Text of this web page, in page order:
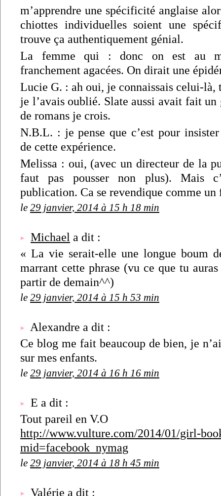
m’apprendre une spécificité anglaise
chiottes individuelles soient une
trouve ça authentiquement génial.
La femme qui : donc on est au
franchement agacées. On dirait une
Lucie G. : ah oui, je connaissais celui-là,
je l’avais oublié. Slate aussi avait fait un
de romans je crois.
N.B.L. : je pense que c’est pour
de cette expérience.
Melissa : oui, (avec un directeur de la
faut pas pousser non plus). Mais
publication. Ca se revendique comme
le 29 janvier, 2014 à 15 h 18 min
Michael a dit :
« La vie serait-elle une longue boum
marrant cette phrase (vu ce que tu
partir de demain^^)
le 29 janvier, 2014 à 15 h 53 min
Alexandre a dit :
Ce blog me fait beaucoup de bien, je
sur mes enfants.
le 29 janvier, 2014 à 16 h 16 min
E a dit :
Tout pareil en V.O
http://www.vulture.com/2014/01/girl-
mid=facebook_nymag
le 29 janvier, 2014 à 18 h 45 min
Valérie a dit :